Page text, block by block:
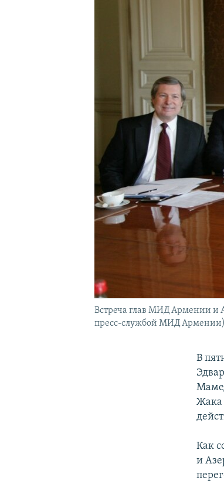
Встреча глав МИД Армении и
пресс-службой МИД Армении)
В
Жака
Как
и